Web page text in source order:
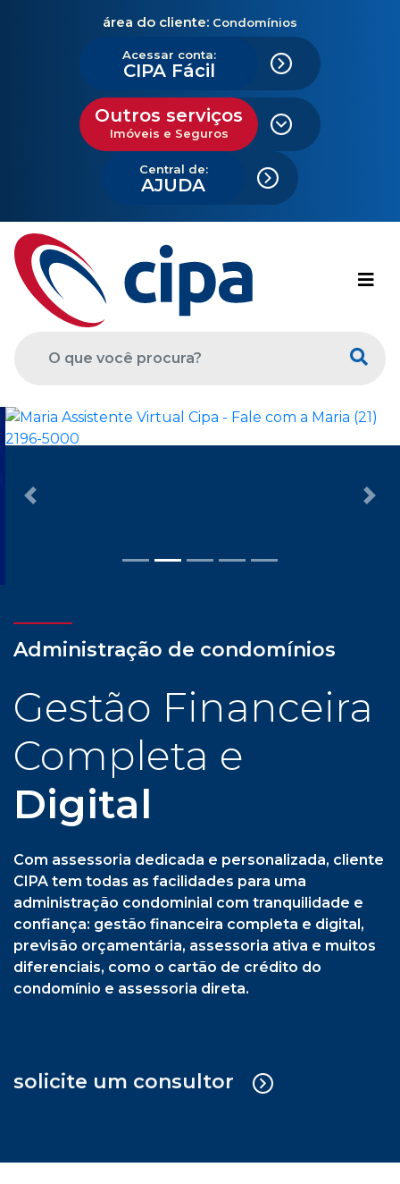
área do cliente: Condomínios
Acessar conta:
CIPA Fácil
Outros serviços
Imóveis e Seguros
Central de:
AJUDA
Previous
Gestão Financeira
Completa e
Digital
Com assessoria dedicada e personalizada, cliente
CIPA tem todas as facilidades para uma
administração condominial com tranquilidade e
confiança: gestão financeira completa e digital,
previsão orçamentária, assessoria ativa e muitos
condomínio e assessoria direta.
solicite um consultor
Cipa Síndica + Gestão Operacional